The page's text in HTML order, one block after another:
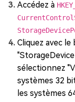
Accédez à
Cliquez avec
sélectionnez
systèmes 32
les systèmes